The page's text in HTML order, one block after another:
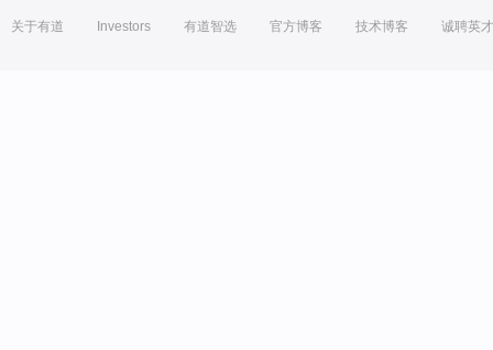
关于有道 Investors 有道智选 官方博客 技术博客 诚聘英才